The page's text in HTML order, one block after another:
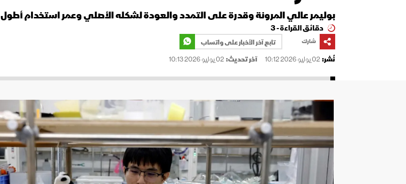
بوليمر عالي المرونة وقدرة على التمدد والعودة لشكله الأصلي وعمر استخدام أطول
دقائق القراءة - 3
شارك
تابع آخر الأخبار على واتساب
نُشر:02 يوليو 2026 10:12 آخر تحديث:02 يوليو 2026 10:13